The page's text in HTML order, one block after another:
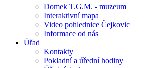
Domek T.G.M. - muzeum
Interaktivní mapa
Video pohlednice Čejkovic
Informace od nás
Úřad
Kontakty
Pokladní a úřední hodiny